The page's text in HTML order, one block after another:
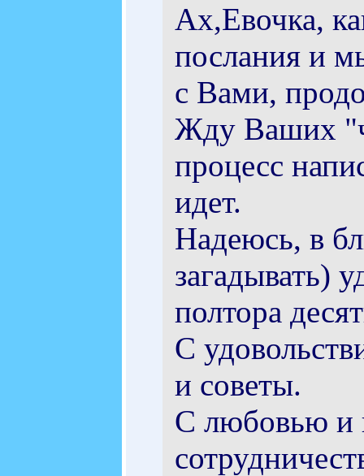
Ах,Евочка,
послания и
с Вами,
Жду Ваших
процесс
идет.
Надеюсь, в
загадывать)
полтора
С
и советы.
С любовью и